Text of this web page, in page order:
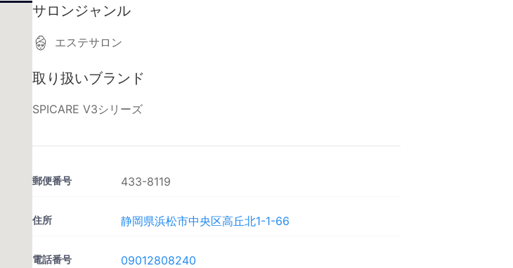
サロンジャンル
エステサロン
取り扱いブランド
SPICARE V3シリーズ
郵便番号 433-8119
住所 静岡県浜松市中央区高丘北1-1-66
電話番号 09012808240